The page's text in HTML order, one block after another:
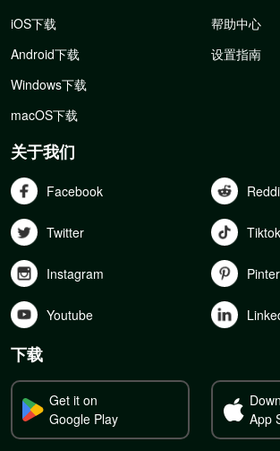
iOS下载
Android下载
Windows下载
macOS下载
帮助中心
设置指南
关于我们
Facebook
Twitter Tiktok
Instagram
Youtube
下载
Get it on
Google Play
App